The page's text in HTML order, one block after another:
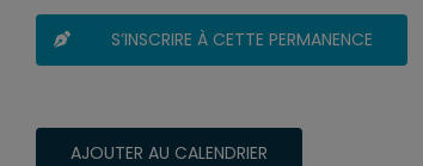
S’INSCRIRE À CETTE PERMANENCE
AJOUTER AU CALENDRIER